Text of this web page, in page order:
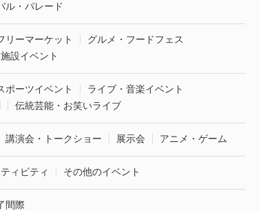
ル・パレード
リーマーケット
グルメ・フードフェス
設イベント
ポーツイベント
ライブ・音楽イベント
伝統芸能・お笑いライブ
講演会・トークショー 展示会 アニメ・ゲーム
ィビティ その他のイベント
間際